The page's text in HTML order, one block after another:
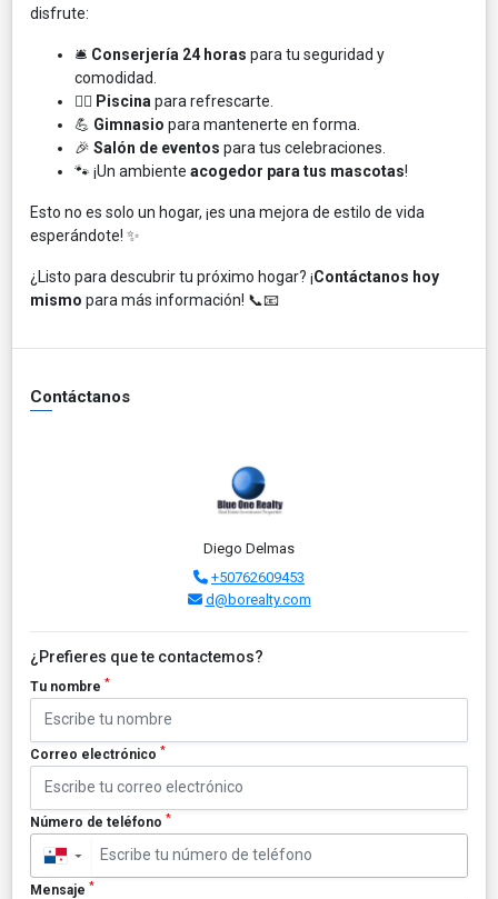
disfrute:
🛎️ Conserjería 24 horas para tu seguridad y
comodidad.
🏊‍♀️ Piscina para refrescarte.
💪 Gimnasio para mantenerte en forma.
🎉 Salón de eventos para tus celebraciones.
🐾 ¡Un ambiente acogedor para tus mascotas!
Esto no es solo un hogar, ¡es una mejora de estilo de vida
esperándote! ✨
¿Listo para descubrir tu próximo hogar? ¡Contáctanos hoy
mismo para más información! 📞📧
Contáctanos
Diego Delmas
+50762609453
d@borealty.com
¿Prefieres que te contactemos?
Tu nombre *
Correo electrónico *
Número de teléfono *
▼
Mensaje *